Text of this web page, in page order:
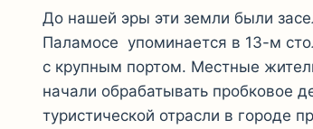
До нашей эры эти земли были
Паламосе упоминается в 13-м
с крупным портом. Местные
начали обрабатывать пробковое
туристической отрасли в городе